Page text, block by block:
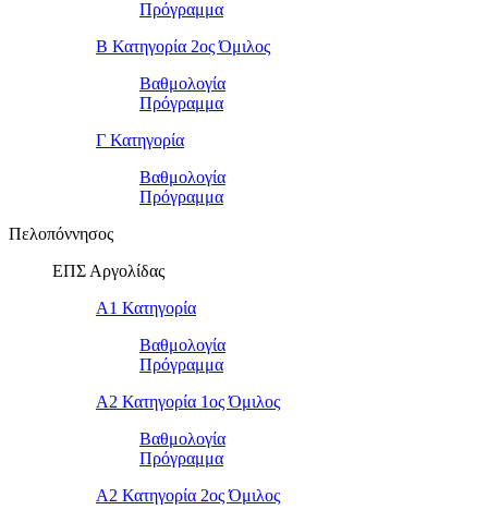
Πρόγραμμα
Β Κατηγορία 2ος Όμιλος
Βαθμολογία
Πρόγραμμα
Γ Κατηγορία
Βαθμολογία
Πρόγραμμα
Πελοπόννησος
ΕΠΣ Αργολίδας
Α1 Κατηγορία
Βαθμολογία
Πρόγραμμα
Α2 Κατηγορία 1ος Όμιλος
Βαθμολογία
Πρόγραμμα
Α2 Κατηγορία 2ος Όμιλος